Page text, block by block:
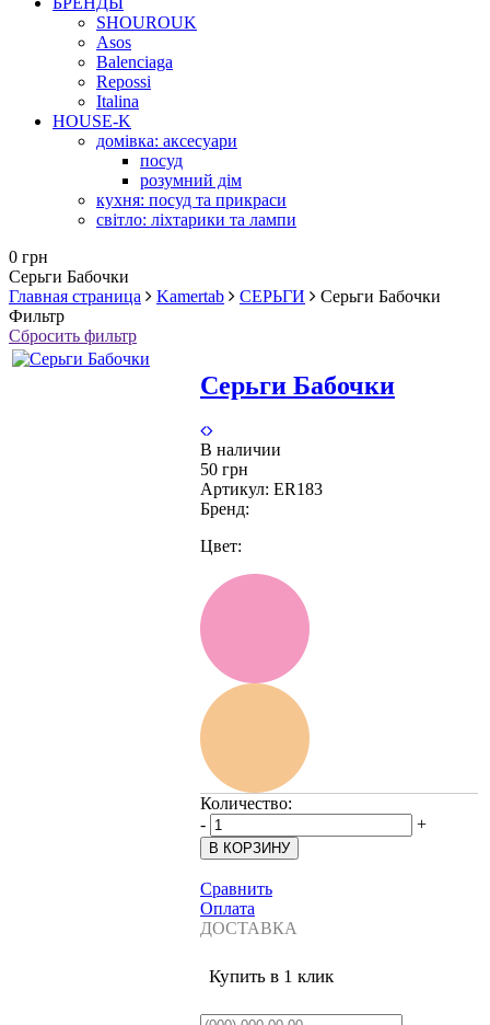
SHOUROUK
Asos
Balenciaga
Repossi
Italina
HOUSE-K
домівка: аксесуари
посуд
розумний дім
кухня: посуд та прикраси
світло: ліхтарики та лампи
0 грн
Серьги Бабочки
Главная страница
Kamertab СЕРЬГИ
Серьги Бабочки
Фильтр
Сбросить фильтр
Серьги Бабочки
В наличии
50 грн
Артикул: ER183
Бренд:
Цвет:
Количество:
-
+
Сравнить
Оплата
ДОСТАВКА
Купить в 1 клик